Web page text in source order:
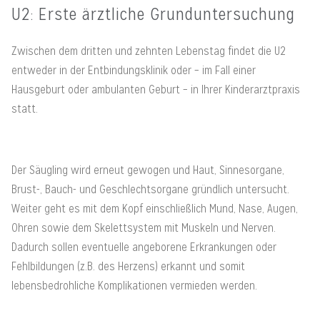
U2: Erste ärztliche Grunduntersuchung
Zwischen dem dritten und zehnten Lebenstag findet die U2
entweder in der Entbindungsklinik oder – im Fall einer
Hausgeburt oder ambulanten Geburt – in Ihrer Kinderarztpraxis
statt.
Der Säugling wird erneut gewogen und Haut, Sinnesorgane,
Brust-, Bauch- und Geschlechtsorgane gründlich untersucht.
Weiter geht es mit dem Kopf einschließlich Mund, Nase, Augen,
Ohren sowie dem Skelettsystem mit Muskeln und Nerven.
Dadurch sollen eventuelle angeborene Erkrankungen oder
Fehlbildungen (z.B. des Herzens) erkannt und somit
lebensbedrohliche Komplikationen vermieden werden.